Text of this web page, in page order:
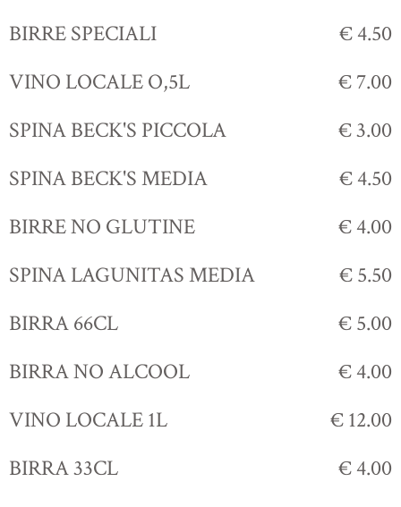
BIRRE SPECIALI
€ 4.50
VINO LOCALE O,5L
€ 7.00
SPINA BECK'S PICCOLA
€ 3.00
SPINA BECK'S MEDIA
€ 4.50
BIRRE NO GLUTINE
€ 4.00
SPINA LAGUNITAS MEDIA
€ 5.50
BIRRA 66CL
€ 5.00
BIRRA NO ALCOOL
€ 4.00
VINO LOCALE 1L
€ 12.00
BIRRA 33CL
€ 4.00